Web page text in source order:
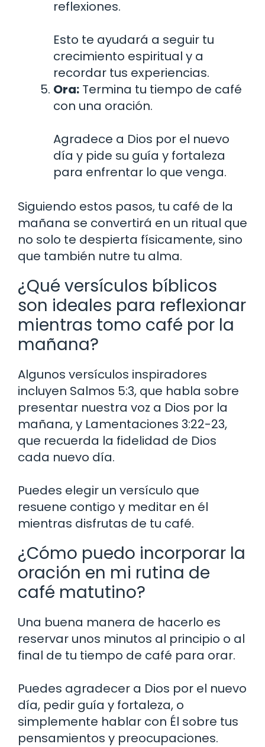
reflexiones.
Esto te ayudará a seguir tu
crecimiento espiritual y a
recordar tus experiencias.
Ora: Termina tu tiempo de café
con una oración.
Agradece a Dios por el nuevo
día y pide su guía y fortaleza
para enfrentar lo que venga.
Siguiendo estos pasos, tu café de la
mañana se convertirá en un ritual que
no solo te despierta físicamente, sino
que también nutre tu alma.
¿Qué versículos bíblicos
son ideales para reflexionar
mientras tomo café por la
mañana?
Algunos versículos inspiradores
incluyen Salmos 5:3, que habla sobre
presentar nuestra voz a Dios por la
mañana, y Lamentaciones 3:22-23,
que recuerda la fidelidad de Dios
cada nuevo día.
Puedes elegir un versículo que
resuene contigo y meditar en él
mientras disfrutas de tu café.
¿Cómo puedo incorporar la
oración en mi rutina de
café matutino?
Una buena manera de hacerlo es
reservar unos minutos al principio o al
final de tu tiempo de café para orar.
Puedes agradecer a Dios por el nuevo
día, pedir guía y fortaleza, o
simplemente hablar con Él sobre tus
pensamientos y preocupaciones.